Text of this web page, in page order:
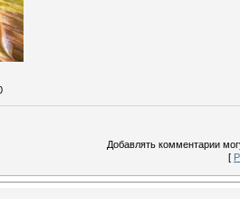
Добавлять комментарии
[